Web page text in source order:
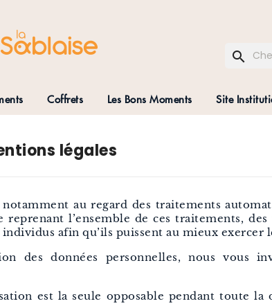
search
Coffrets Les Bons Moments Site
légales
au regard des traitements
l’ensemble de ces traitements,
afin qu’ils puissent au mieux exercer
des données personnelles, nous vous
est la seule opposable pendant toute